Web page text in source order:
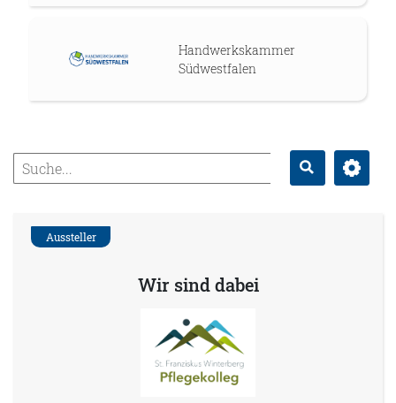
Handwerkskammer
Südwestfalen
Suche
Aussteller
Wir sind dabei